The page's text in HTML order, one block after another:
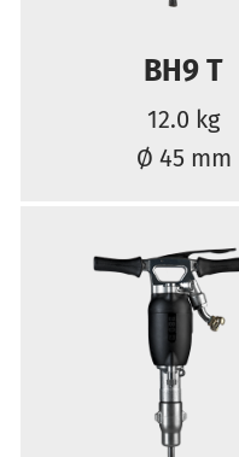
BH9 T
12.0 kg
Ø 45 mm